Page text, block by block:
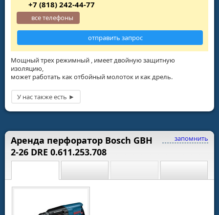
Мощный трех режимный , имеет двойную защитную
изоляцию,
может работать как отбойный молоток и как дрель.
+7 (818) 242-44-77
все телефоны
отправить запрос
запомнить
Аренда перфоратор Bosch GBH
2-26 DRE 0.611.253.708